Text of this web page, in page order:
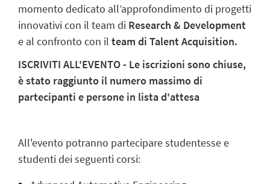
momento dedicato all’approfondimento di progetti
innovativi con il team di Research & Development
e al confronto con il team di Talent Acquisition.
ISCRIVITI ALL'EVENTO - Le iscrizioni sono chiuse,
è stato raggiunto il numero massimo di
partecipanti e persone in lista d'attesa
All'evento potranno partecipare studentesse e
studenti dei seguenti corsi: